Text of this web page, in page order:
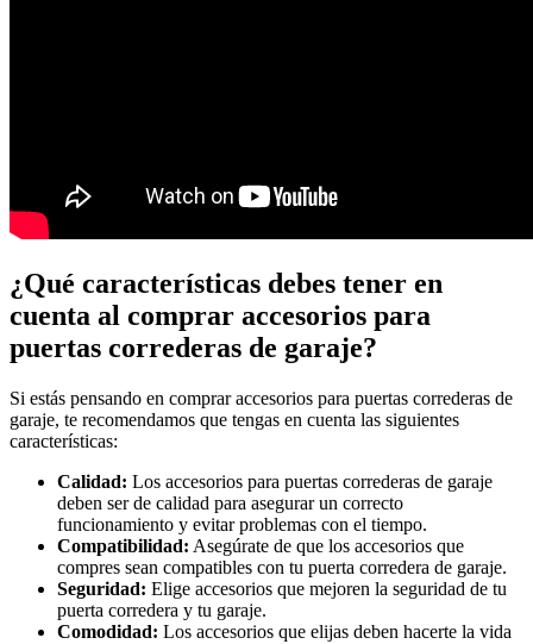
¿Qué características debes tener en
cuenta al comprar accesorios para
puertas correderas de garaje?
Si estás pensando en comprar accesorios para puertas correderas de
garaje, te recomendamos que tengas en cuenta las siguientes
características:
Calidad: Los accesorios para puertas correderas de garaje
deben ser de calidad para asegurar un correcto
funcionamiento y evitar problemas con el tiempo.
Compatibilidad: Asegúrate de que los accesorios que
compres sean compatibles con tu puerta corredera de garaje.
Seguridad: Elige accesorios que mejoren la seguridad de tu
puerta corredera y tu garaje.
Comodidad: Los accesorios que elijas deben hacerte la vida